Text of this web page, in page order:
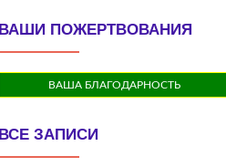
ВАШИ ПОЖЕРТВОВАНИЯ
ВАША БЛАГОДАРНОСТЬ
ВСЕ ЗАПИСИ